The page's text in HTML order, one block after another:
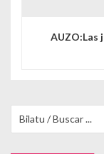
AUZO:Las